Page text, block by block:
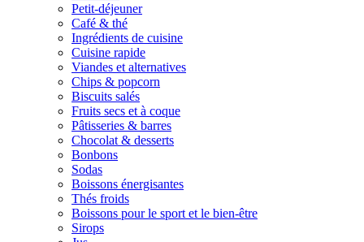
Petit-déjeuner
Café & thé
Ingrédients de cuisine
Cuisine rapide
Viandes et alternatives
Chips & popcorn
Biscuits salés
Fruits secs et à coque
Pâtisseries & barres
Chocolat & desserts
Bonbons
Sodas
Boissons énergisantes
Thés froids
Boissons pour le sport et le bien-être
Sirops